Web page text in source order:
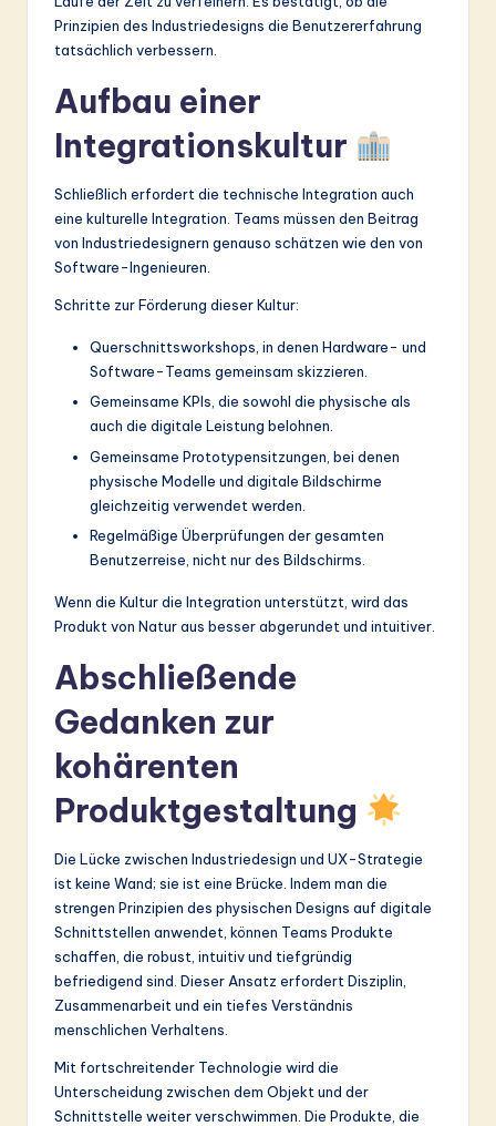
Prinzipien des Industriedesigns die Benutzererfahrung
tatsächlich verbessern.
Aufbau einer
Integrationskultur
Schließlich erfordert die technische Integration auch
eine kulturelle Integration. Teams müssen den Beitrag
von Industriedesignern genauso schätzen wie den von
Software-Ingenieuren.
Schritte zur Förderung dieser Kultur:
Querschnittsworkshops, in denen Hardware- und
Software-Teams gemeinsam skizzieren.
Gemeinsame KPIs, die sowohl die physische als
auch die digitale Leistung belohnen.
Gemeinsame Prototypensitzungen, bei denen
physische Modelle und digitale Bildschirme
gleichzeitig verwendet werden.
Regelmäßige Überprüfungen der gesamten
Benutzerreise, nicht nur des Bildschirms.
Wenn die Kultur die Integration unterstützt, wird das
Produkt von Natur aus besser abgerundet und intuitiver.
Abschließende
Gedanken zur
kohärenten
Produktgestaltung
Die Lücke zwischen Industriedesign und UX-Strategie
ist keine Wand; sie ist eine Brücke. Indem man die
strengen Prinzipien des physischen Designs auf digitale
Schnittstellen anwendet, können Teams Produkte
schaffen, die robust, intuitiv und tiefgründig
befriedigend sind. Dieser Ansatz erfordert Disziplin,
Zusammenarbeit und ein tiefes Verständnis
menschlichen Verhaltens.
Mit fortschreitender Technologie wird die
Unterscheidung zwischen dem Objekt und der
Schnittstelle weiter verschwimmen. Die Produkte, die